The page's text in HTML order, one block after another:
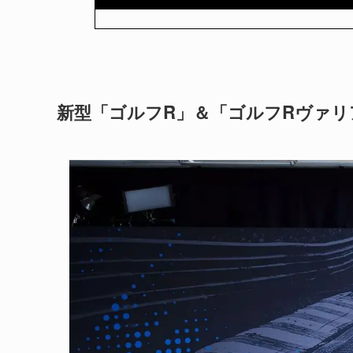
新型「ゴルフR」＆「ゴルフRヴァ